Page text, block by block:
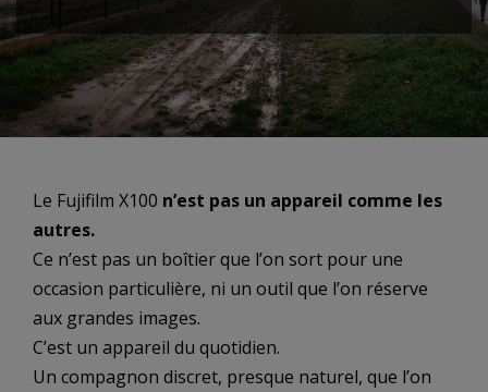
Le Fujifilm X100 n’est pas un appareil comme les
autres.
Ce n’est pas un boîtier que l’on sort pour une
occasion particulière, ni un outil que l’on réserve
aux grandes images.
C’est un appareil du quotidien.
Un compagnon discret, presque naturel, que l’on